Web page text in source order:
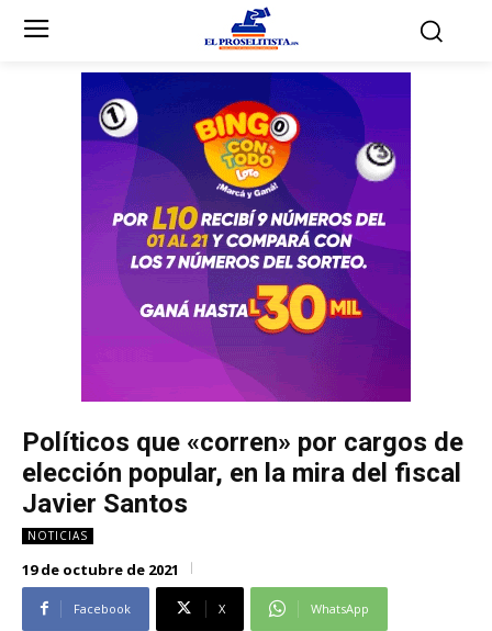
Partidos Políticos
Partido Liberal
Unificación Democrática
Anticorrupción
Alianza Patriotica
Libertad y Refundación
Frente Amplio
Centro Social Cristianos
Partidos Políticos
Partido Liberal
Unificación Democrática
Anticorrupción
Alianza Patriotica
Libertad y Refundación
Frente Amplio
Centro Social Cristianos
Políticos que «corren» por cargos de
elección popular, en la mira del fiscal
Javier Santos
NOTICIAS
19 de octubre de 2021
Facebook X WhatsApp